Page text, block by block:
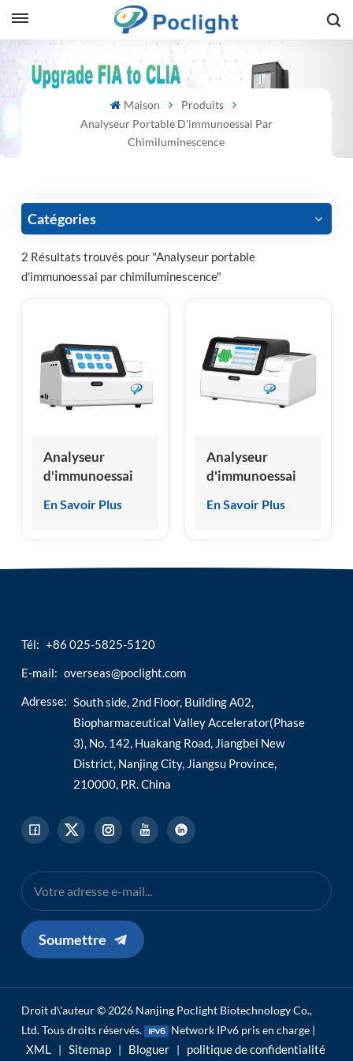
Maison
Produits
Analyseur Portable D'immunoessai Par
Chimiluminescence
Catégories
2 Résultats trouvés pour "Analyseur portable
d'immunoessai par chimiluminescence"
Analyseur
d'immunoessai
chimiluminescence
design
En Savoir Plus
Analyseur
d'immunoessai
chimiluminescence
En Savoir Plus
Tél: +86 025-5825-5120
E-mail: overseas@poclight.com
Adresse: South side, 2nd Floor, Building A02,
Biopharmaceutical Valley Accelerator(Phase
3), No. 142, Huakang Road, Jiangbei New
District, Nanjing City, Jiangsu Province,
210000, P.R. China
Soumettre
Droit d\'auteur © 2026 Nanjing Poclight Biotechnology Co.,
Ltd. Tous droits réservés.
Network IPv6 pris en charge |
XML | Sitemap | Bloguer | politique de confidentialité